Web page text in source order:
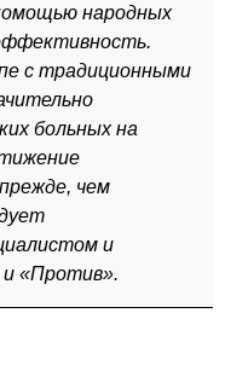
народных
с традиционными
больных на
чем
и
«Против».